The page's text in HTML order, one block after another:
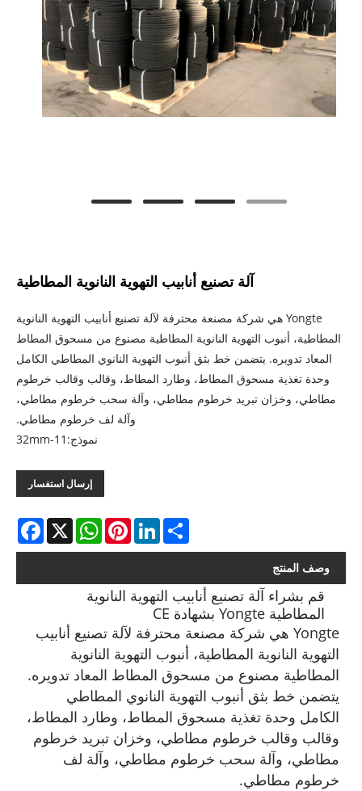
آلة تصنيع أنابيب التهوية النانوية المطاطية
Yongte هي شركة مصنعة محترفة لآلة تصنيع أنابيب التهوية النانوية
المطاطية، أنبوب التهوية النانوية المطاطية مصنوع من مسحوق المطاط
المعاد تدويره. يتضمن خط بثق أنبوب التهوية النانوي المطاطي الكامل
وحدة تغذية مسحوق المطاط، وطارد المطاط، وقالب وقالب خرطوم
مطاطي، وخزان تبريد خرطوم مطاطي، وآلة سحب خرطوم مطاطي،
وآلة لف خرطوم مطاطي.
نموذج:11-32mm
إرسال استفسار
X
WhatsAppPinterestLinkedInShare
وصف المنتج
قم بشراء آلة تصنيع أنابيب التهوية النانوية
المطاطية Yongte بشهادة CE
Yongte هي شركة مصنعة محترفة لآلة تصنيع أنابيب
التهوية النانوية المطاطية، أنبوب التهوية النانوية
المطاطية مصنوع من مسحوق المطاط المعاد تدويره.
يتضمن خط بثق أنبوب التهوية النانوي المطاطي
الكامل وحدة تغذية مسحوق المطاط، وطارد المطاط،
وقالب وقالب خرطوم مطاطي، وخزان تبريد خرطوم
مطاطي، وآلة سحب خرطوم مطاطي، وآلة لف
خرطوم مطاطي.